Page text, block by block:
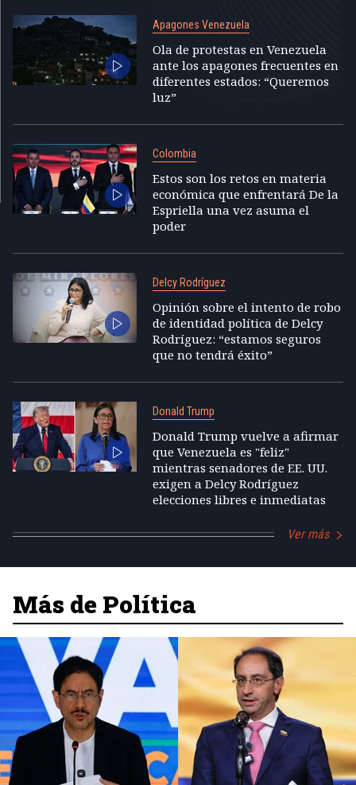
Apagones Venezuela
Ola de protestas en Venezuela
ante los apagones frecuentes en
diferentes estados: “Queremos
luz”
Colombia
Estos son los retos en materia
económica que enfrentará De la
Espriella una vez asuma el
poder
Delcy Rodríguez
Opinión sobre el intento de robo
de identidad política de Delcy
Rodríguez: “estamos seguros
que no tendrá éxito”
Donald Trump
Donald Trump vuelve a afirmar
que Venezuela es "feliz"
mientras senadores de EE. UU.
exigen a Delcy Rodríguez
elecciones libres e inmediatas
Ver más
Más de Política